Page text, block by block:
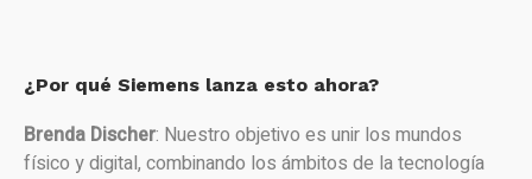
¿Por qué Siemens lanza esto ahora?
Brenda Discher: Nuestro objetivo es unir los mundos
físico y digital, combinando los ámbitos de la tecnología